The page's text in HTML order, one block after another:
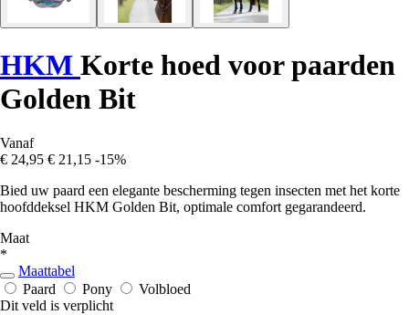
HKM Korte hoed voor paarden
Golden Bit
Vanaf
€ 24,95 € 21,15 -15%
Bied uw paard een elegante bescherming tegen insecten met het korte
hoofddeksel HKM Golden Bit, optimale comfort gegarandeerd.
Maat
*
Maattabel
Paard
Pony
Volbloed
Dit veld is verplicht